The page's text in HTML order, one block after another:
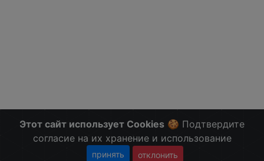
Этот сайт использует Cookies 🍪 Подтвердите
согласие на их хранение и использование
принять отклонить